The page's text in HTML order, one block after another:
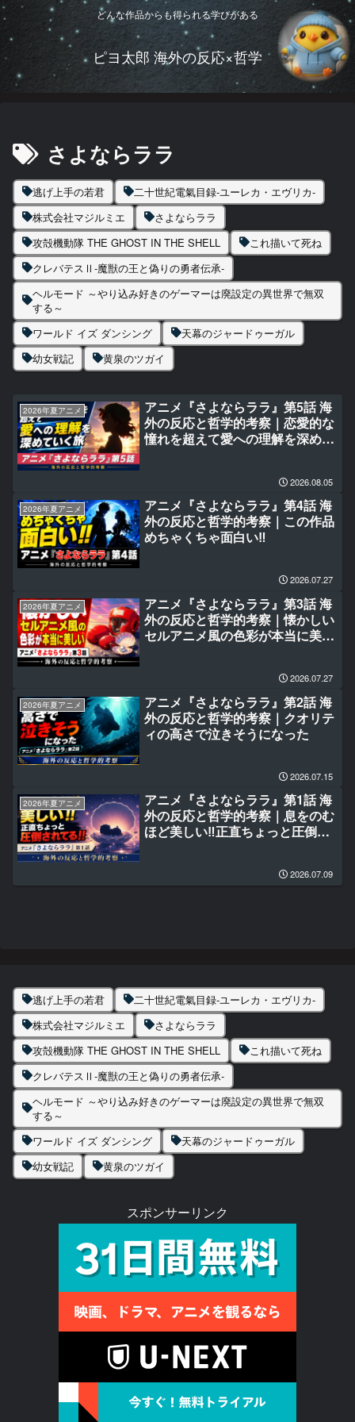
どんな作品からも得られる学びがある
ピヨ太郎 海外の反応×哲学
さよならララ
逃げ上手の若君
二十世紀電氣目録-ユーレカ・エヴリカ-
株式会社マジルミエ
さよならララ
攻殻機動隊 THE GHOST IN THE SHELL
これ描いて死ね
クレバテスⅡ-魔獣の王と偽りの勇者伝承-
ヘルモード ～やり込み好きのゲーマーは廃設定の異世界で無双
する～
ワールド イズ ダンシング
天幕のジャードゥーガル
幼女戦記
黄泉のツガイ
2026年夏アニメ
アニメ『さよならララ』第5話 海
外の反応と哲学的考察｜恋愛的な
憧れを超えて愛への理解を深めて
2026.08.05
2026年夏アニメ
アニメ『さよならララ』第4話 海
外の反応と哲学的考察｜この作品
めちゃくちゃ面白い‼
2026.07.27
2026年夏アニメ
アニメ『さよならララ』第3話 海
外の反応と哲学的考察｜懐かしい
セルアニメ風の色彩が本当に美し
2026.07.27
2026年夏アニメ
アニメ『さよならララ』第2話 海
外の反応と哲学的考察｜クオリテ
ィの高さで泣きそうになった
2026.07.15
2026年夏アニメ
アニメ『さよならララ』第1話 海
外の反応と哲学的考察｜息をのむ
ほど美しい‼正直ちょっと圧倒さ
2026.07.09
逃げ上手の若君
二十世紀電氣目録-ユーレカ・エヴリカ-
株式会社マジルミエ
さよならララ
攻殻機動隊 THE GHOST IN THE SHELL
これ描いて死ね
クレバテスⅡ-魔獣の王と偽りの勇者伝承-
ヘルモード ～やり込み好きのゲーマーは廃設定の異世界で無双
する～
ワールド イズ ダンシング
天幕のジャードゥーガル
幼女戦記
黄泉のツガイ
スポンサーリンク